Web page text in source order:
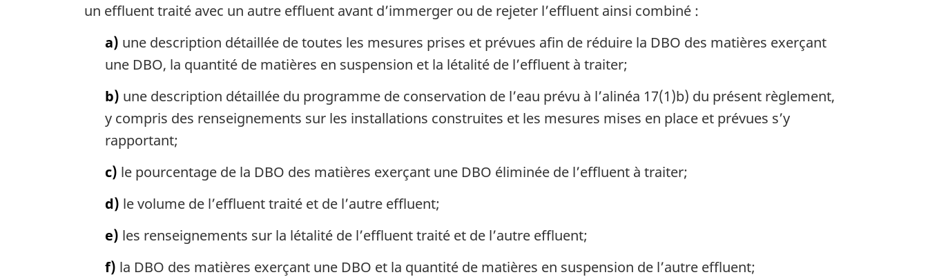
un effluent traité avec un autre effluent avant d’immerger ou de rejeter l’effluent ainsi combiné :
a) une description détaillée de toutes les mesures prises et prévues afin de réduire la DBO des matières exerçant
une DBO, la quantité de matières en suspension et la létalité de l’effluent à traiter;
b) une description détaillée du programme de conservation de l’eau prévu à l’alinéa 17(1)b) du présent règlement,
y compris des renseignements sur les installations construites et les mesures mises en place et prévues s’y
rapportant;
c) le pourcentage de la DBO des matières exerçant une DBO éliminée de l’effluent à traiter;
d) le volume de l’effluent traité et de l’autre effluent;
e) les renseignements sur la létalité de l’effluent traité et de l’autre effluent;
f) la DBO des matières exerçant une DBO et la quantité de matières en suspension de l’autre effluent;